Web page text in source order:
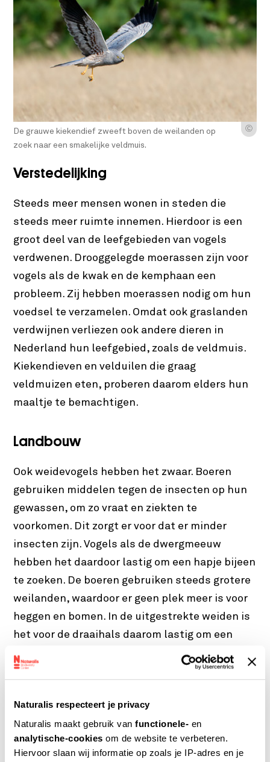
Naturalis respecteert je privacy
Naturalis maakt gebruik van functionele- en
analytische-cookies om de website te verbeteren.
Hiervoor slaan wij informatie op zoals je IP-adres en je
Ⓒ
De grauwe kiekendief zweeft boven de weilanden op
zoek naar een smakelijke veldmuis.
Verstedelijking
Steeds meer mensen wonen in steden die
steeds meer ruimte innemen. Hierdoor is een
groot deel van de leefgebieden van vogels
verdwenen. Drooggelegde moerassen zijn voor
vogels als de kwak en de kemphaan een
probleem. Zij hebben moerassen nodig om hun
voedsel te verzamelen. Omdat ook graslanden
verdwijnen verliezen ook andere dieren in
Nederland hun leefgebied, zoals de veldmuis.
Kiekendieven en velduilen die graag
veldmuizen eten, proberen daarom elders hun
maaltje te bemachtigen.
Landbouw
Ook weidevogels hebben het zwaar. Boeren
gebruiken middelen tegen de insecten op hun
gewassen, om zo vraat en ziekten te
voorkomen. Dit zorgt er voor dat er minder
insecten zijn. Vogels als de dwergmeeuw
hebben het daardoor lastig om een hapje bijeen
te zoeken. De boeren gebruiken steeds grotere
weilanden, waardoor er geen plek meer is voor
heggen en bomen. In de uitgestrekte weiden is
het voor de draaihals daarom lastig om een
goede heg te vinden om zijn nestje te bouwen.
De bemesting van weilanden zorgt bovendien
minder planten en dieren in het water. De
woudaap moet zo wel heel lang spieden naar
een smakelijk visje of spinnetje.